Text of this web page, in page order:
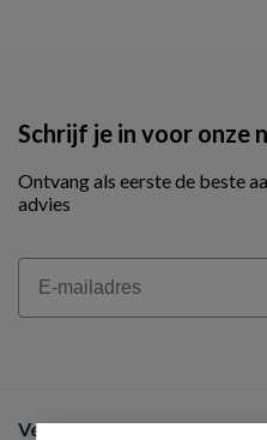
Schrijf je in voor onze
Ontvang als eerste de beste
advies
Email
Veel gestelde vragen